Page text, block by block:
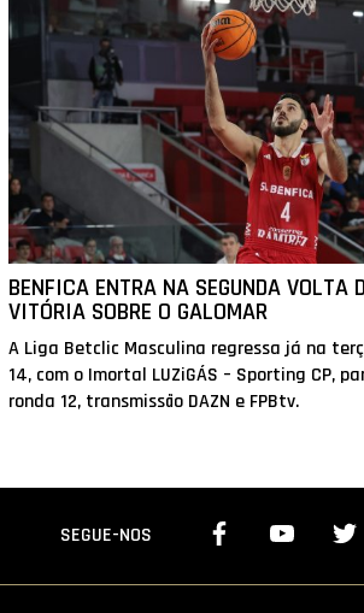
BENFICA ENTRA NA SEGUNDA VOLTA
VITÓRIA SOBRE O GALOMAR
A Liga Betclic Masculina regressa já na
14, com o Imortal LUZiGÁS – Sporting CP,
ronda 12, transmissão DAZN e FPBtv.
SEGUE-NOS